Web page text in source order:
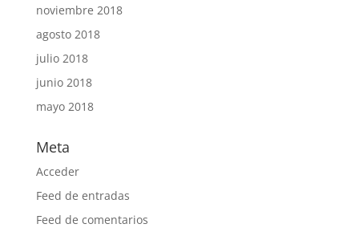
noviembre 2018
agosto 2018
julio 2018
junio 2018
mayo 2018
Meta
Acceder
Feed de entradas
Feed de comentarios